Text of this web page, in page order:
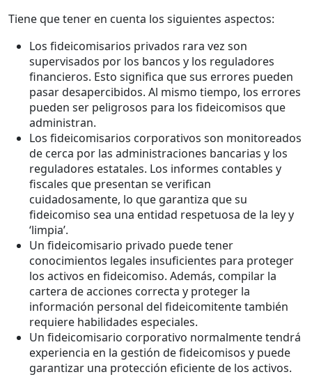
Tiene que tener en cuenta los siguientes aspectos:
Los fideicomisarios privados rara vez son
supervisados por los bancos y los reguladores
financieros. Esto significa que sus errores pueden
pasar desapercibidos. Al mismo tiempo, los errores
pueden ser peligrosos para los fideicomisos que
administran.
Los fideicomisarios corporativos son monitoreados
de cerca por las administraciones bancarias y los
reguladores estatales. Los informes contables y
fiscales que presentan se verifican
cuidadosamente, lo que garantiza que su
fideicomiso sea una entidad respetuosa de la ley y
‘limpia’.
Un fideicomisario privado puede tener
conocimientos legales insuficientes para proteger
los activos en fideicomiso. Además, compilar la
cartera de acciones correcta y proteger la
información personal del fideicomitente también
requiere habilidades especiales.
Un fideicomisario corporativo normalmente tendrá
experiencia en la gestión de fideicomisos y puede
garantizar una protección eficiente de los activos.